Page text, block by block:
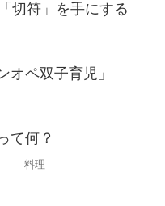
切符」を手にする
オペ双子育児」
て何？
料理